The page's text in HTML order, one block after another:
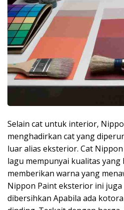
Selain cat untuk interior,
menghadirkan cat yang
luar alias eksterior. Cat
lagu mempunyai kualitas yang
memberikan warna yang
Nippon Paint eksterior ini juga
dibersihkan Apabila ada